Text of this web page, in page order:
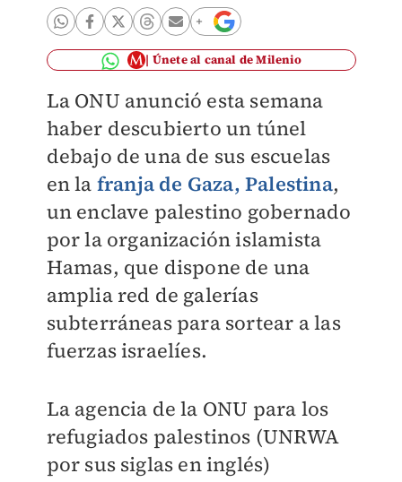
Únete al canal de Milenio
La ONU anunció esta semana
haber descubierto un túnel
debajo de una de sus escuelas
en la franja de Gaza, Palestina,
un enclave palestino gobernado
por la organización islamista
Hamas, que dispone de una
amplia red de galerías
subterráneas para sortear a las
fuerzas israelíes.
La agencia de la ONU para los
refugiados palestinos (UNRWA
por sus siglas en inglés)